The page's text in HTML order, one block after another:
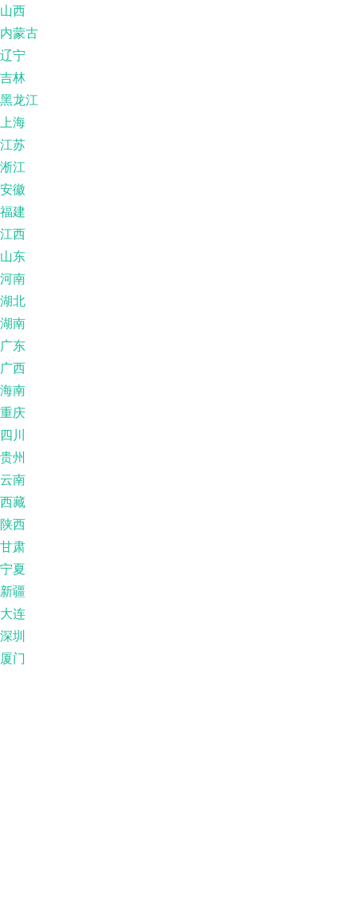
山西
内蒙古
辽宁
吉林
黑龙江
上海
江苏
淅江
安徽
福建
江西
山东
河南
湖北
湖南
广东
广西
海南
重庆
四川
贵州
云南
西藏
陕西
甘肃
宁夏
新疆
大连
深圳
厦门